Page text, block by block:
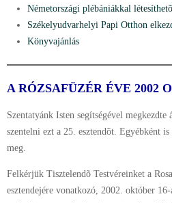
Németországi plébániákkal
Székelyudvarhelyi Papi Otthon
Könyvajánlás
A RÓZSAFÜZÉR ÉVE 2002
Szentatyánk Isten segítségével
szentelni ezt a 25. esztendõt. Egyébként
meg.
Felkérjük Tisztelendõ Testvéreinket a
esztendejére vonatkozó, 2002. október